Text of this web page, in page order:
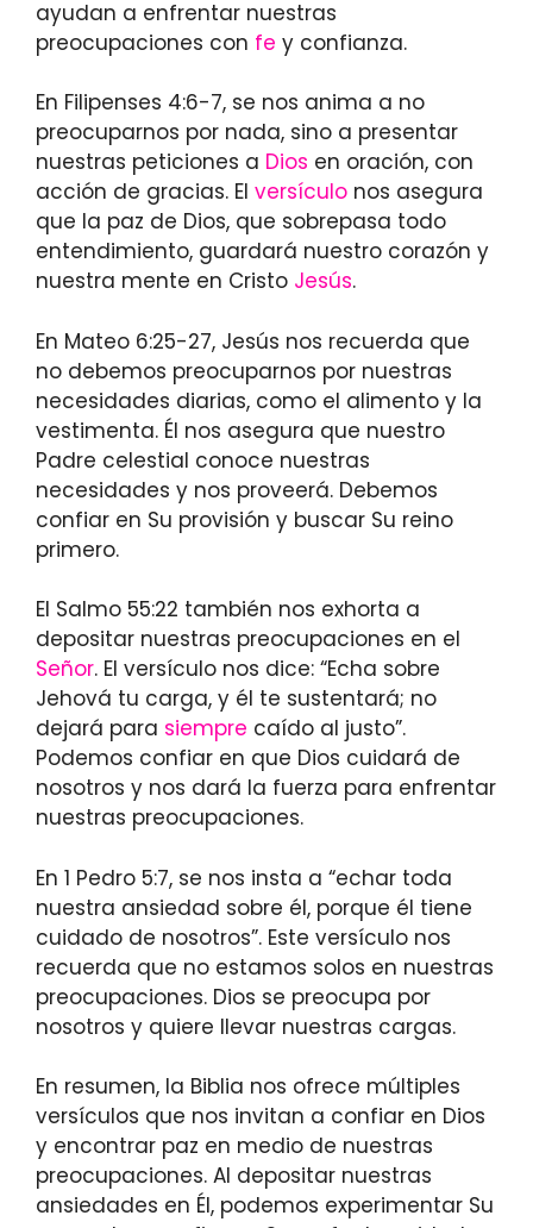
ayudan a enfrentar nuestras
preocupaciones con fe y confianza.
En Filipenses 4:6-7, se nos anima a no
preocuparnos por nada, sino a presentar
nuestras peticiones a Dios en oración, con
acción de gracias. El versículo nos asegura
que la paz de Dios, que sobrepasa todo
entendimiento, guardará nuestro corazón y
nuestra mente en Cristo Jesús.
En Mateo 6:25-27, Jesús nos recuerda que
no debemos preocuparnos por nuestras
necesidades diarias, como el alimento y la
vestimenta. Él nos asegura que nuestro
Padre celestial conoce nuestras
necesidades y nos proveerá. Debemos
confiar en Su provisión y buscar Su reino
primero.
El Salmo 55:22 también nos exhorta a
depositar nuestras preocupaciones en el
Señor. El versículo nos dice: “Echa sobre
Jehová tu carga, y él te sustentará; no
dejará para siempre caído al justo”.
Podemos confiar en que Dios cuidará de
nosotros y nos dará la fuerza para enfrentar
nuestras preocupaciones.
En 1 Pedro 5:7, se nos insta a “echar toda
nuestra ansiedad sobre él, porque él tiene
cuidado de nosotros”. Este versículo nos
recuerda que no estamos solos en nuestras
preocupaciones. Dios se preocupa por
nosotros y quiere llevar nuestras cargas.
En resumen, la Biblia nos ofrece múltiples
versículos que nos invitan a confiar en Dios
y encontrar paz en medio de nuestras
preocupaciones. Al depositar nuestras
ansiedades en Él, podemos experimentar Su